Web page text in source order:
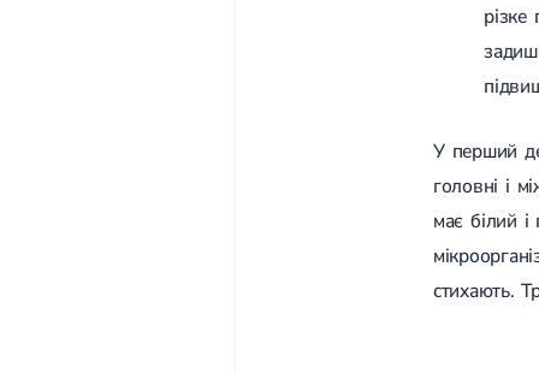
різке
У перший
головні і
має білий і
стихають.